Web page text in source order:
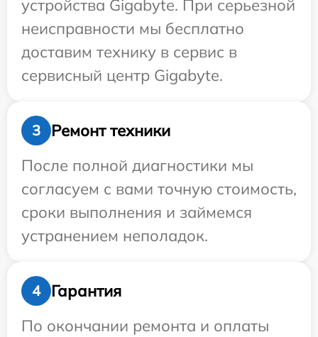
устройства Gigabyte. При серьезной
неисправности мы бесплатно
доставим технику в сервис в
сервисный центр Gigabyte.
3
Ремонт техники
После полной диагностики мы
согласуем с вами точную стоимость,
сроки выполнения и займемся
устранением неполадок.
4
Гарантия
По окончании ремонта и оплаты